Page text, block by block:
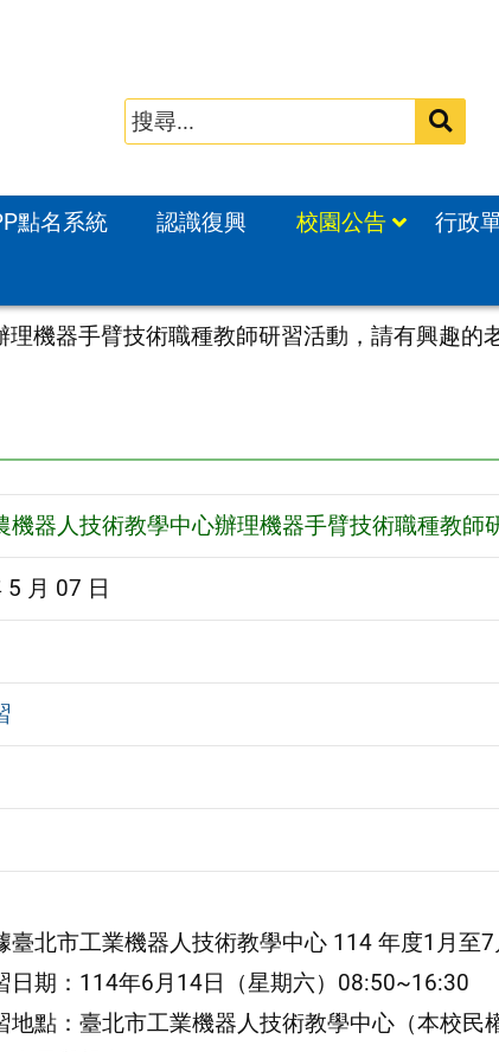
搜
點名系統 認識復興 校園公告 行政
機器手臂技術職種教師研習活動，請有興趣的
機器人技術教學中心辦理機器手臂技術職種教師
5 月 07 日
臺北市工業機器人技術教學中心 114 年度1月至7
日期：114年6月14日（星期六）08:50~16:30
地點：臺北市工業機器人技術教學中心（本校民